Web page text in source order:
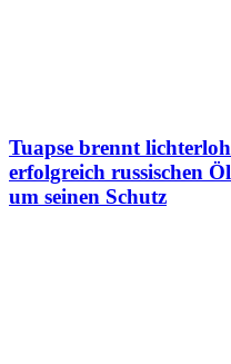
Tuapse brennt
erfolgreich russischen
um seinen Schutz